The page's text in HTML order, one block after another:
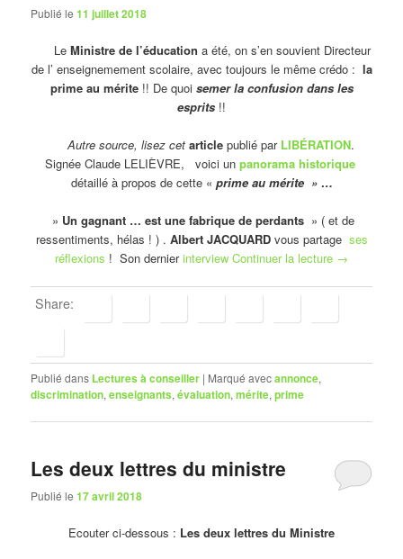
Publié le11 juillet 2018
Le Ministre de l’éducation a été, on s’en souvient Directeur
de l’ enseignemement scolaire, avec toujours le même crédo : la
prime au mérite!! De quoi semer la confusion dans les
esprits !!
Autre source, lisez cetarticlepublié par LIBÉRATION.
Signée Claude LELIÈVRE, voici unpanorama historique
détaillé à propos de cette « prime au mérite » …
» Un gagnant … est une fabrique de perdants » ( et de
ressentiments, hélas ! ) . Albert JACQUARDvous partage ses
réflexions ! Son dernierinterview Continuer la lecture →
Share:
Publié dans Lectures à conseiller | Marqué avecannonce,
discrimination,enseignants,évaluation,mérite,prime
Les deux lettres du ministre
Publié le17 avril 2018
Ecouter ci-dessous : Les deux lettres du Ministre